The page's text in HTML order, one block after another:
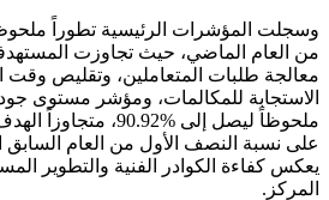
وسجلت المؤشرات الرئيسية تطوراً
من العام الماضي، حيث تجاوزت
معالجة طلبات المتعاملين، وتقليص وقت
الاستجابة للمكالمات، ومؤشر مستوى
يعكس كفاءة الكوادر الفنية والتطوير
المركز.